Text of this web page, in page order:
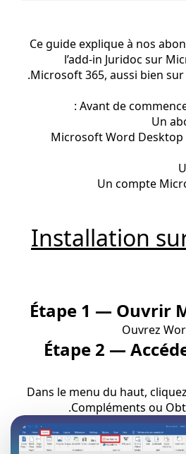
Ce guide explique à nos
l’add-in Juridoc sur
Microsoft 365, aussi bien
Avant de
Un
Microsoft Word
Un compte
Installation
Étape 1 — Ouvrir
Ouvrez
Étape 2 —
Dans le menu du haut,
Compléments ou